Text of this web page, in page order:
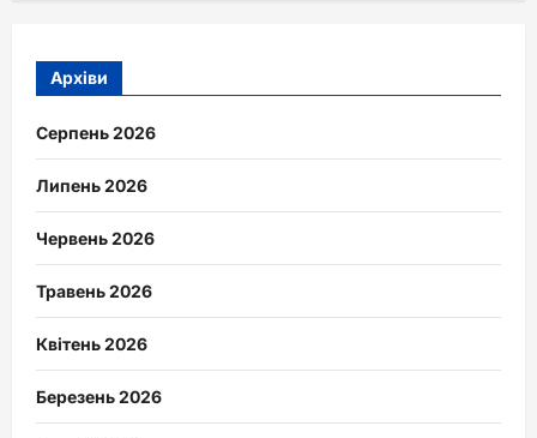
Архіви
Серпень 2026
Липень 2026
Червень 2026
Травень 2026
Квітень 2026
Березень 2026